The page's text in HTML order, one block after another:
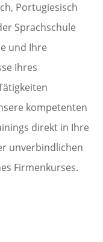
Portugiesisch
Sprachschule
und Ihre
Ihres
kompetenten
direkt in Ihre
unverbindlichen
Firmenkurses.